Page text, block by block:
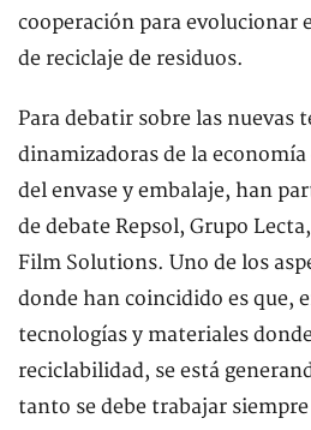
cooperación para evolucionar
de reciclaje de residuos.
Para debatir sobre las nuevas
dinamizadoras de la
del envase y embalaje, han
de debate Repsol, Grupo
Film Solutions. Uno de los
donde han coincidido es que,
tecnologías y materiales
reciclabilidad, se está
tanto se debe trabajar